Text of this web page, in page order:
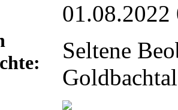
01.08.2022
Seltene
Goldbachtal